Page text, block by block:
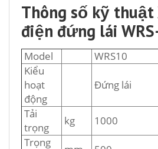
Thông số kỹ thuật
điện đứng lái
Model WRS10
Kiểu
hoạt
động
Đứng lái
Tải
trọng
kg 1000
Trọng